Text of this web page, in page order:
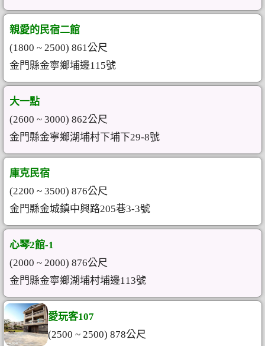
親愛的民宿二館
(1800 ~ 2500) 861公尺
金門縣金寧鄉埔邊115號
大一點
(2600 ~ 3000) 862公尺
金門縣金寧鄉湖埔村下埔下29-8號
庫克民宿
(2200 ~ 3500) 876公尺
金門縣金城鎮中興路205巷3-3號
心琴2館-1
(2000 ~ 2000) 876公尺
金門縣金寧鄉湖埔村埔邊113號
愛玩客107
(2500 ~ 2500) 878公尺